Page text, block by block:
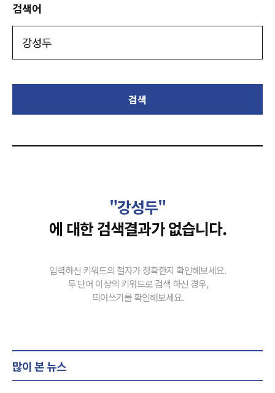
검색어
검색
"강성두"
에 대한 검색결과가 없습니다.
입력하신 키워드의 철자가 정확한지 확인해보세요.
두 단어 이상의 키워드로 검색 하신 경우,
띄어쓰기를 확인해보세요.
많이 본 뉴스